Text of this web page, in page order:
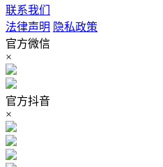
联系我们
法律声明 隐私政策
官方微信
×
官方抖音
×